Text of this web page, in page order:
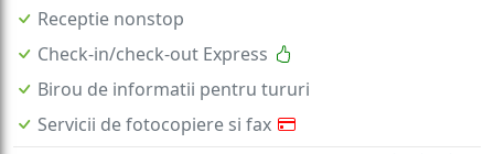
Receptie nonstop
Check-in/check-out Express
Birou de informatii pentru tururi
Servicii de fotocopiere si fax